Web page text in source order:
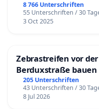
8 766 Unterschriften
55 Unterschriften / 30
3 Oct 2025
Zebrastreifen vor
Berduxstraße bauen
205 Unterschriften
43 Unterschriften / 30
8 Jul 2026